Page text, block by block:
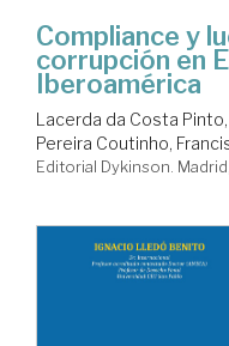
Compliance y
corrupción en
Iberoamérica
Lacerda da Costa
Pereira Coutinho,
Editorial Dykinson.